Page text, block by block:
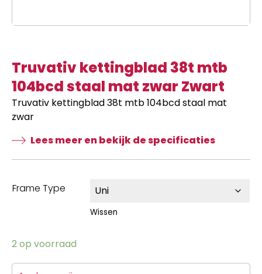
Truvativ kettingblad 38t mtb
104bcd staal mat zwar Zwart
Truvativ kettingblad 38t mtb 104bcd staal mat
zwar
Lees meer en bekijk de specificaties
Frame Type
Wissen
2 op voorraad